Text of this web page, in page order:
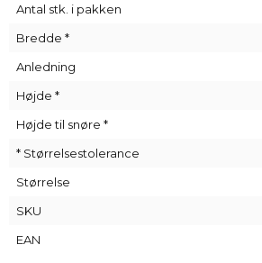
Antal stk. i pakken
Bredde *
Anledning
Højde *
Højde til snøre *
* Størrelsestolerance
Størrelse
SKU
EAN